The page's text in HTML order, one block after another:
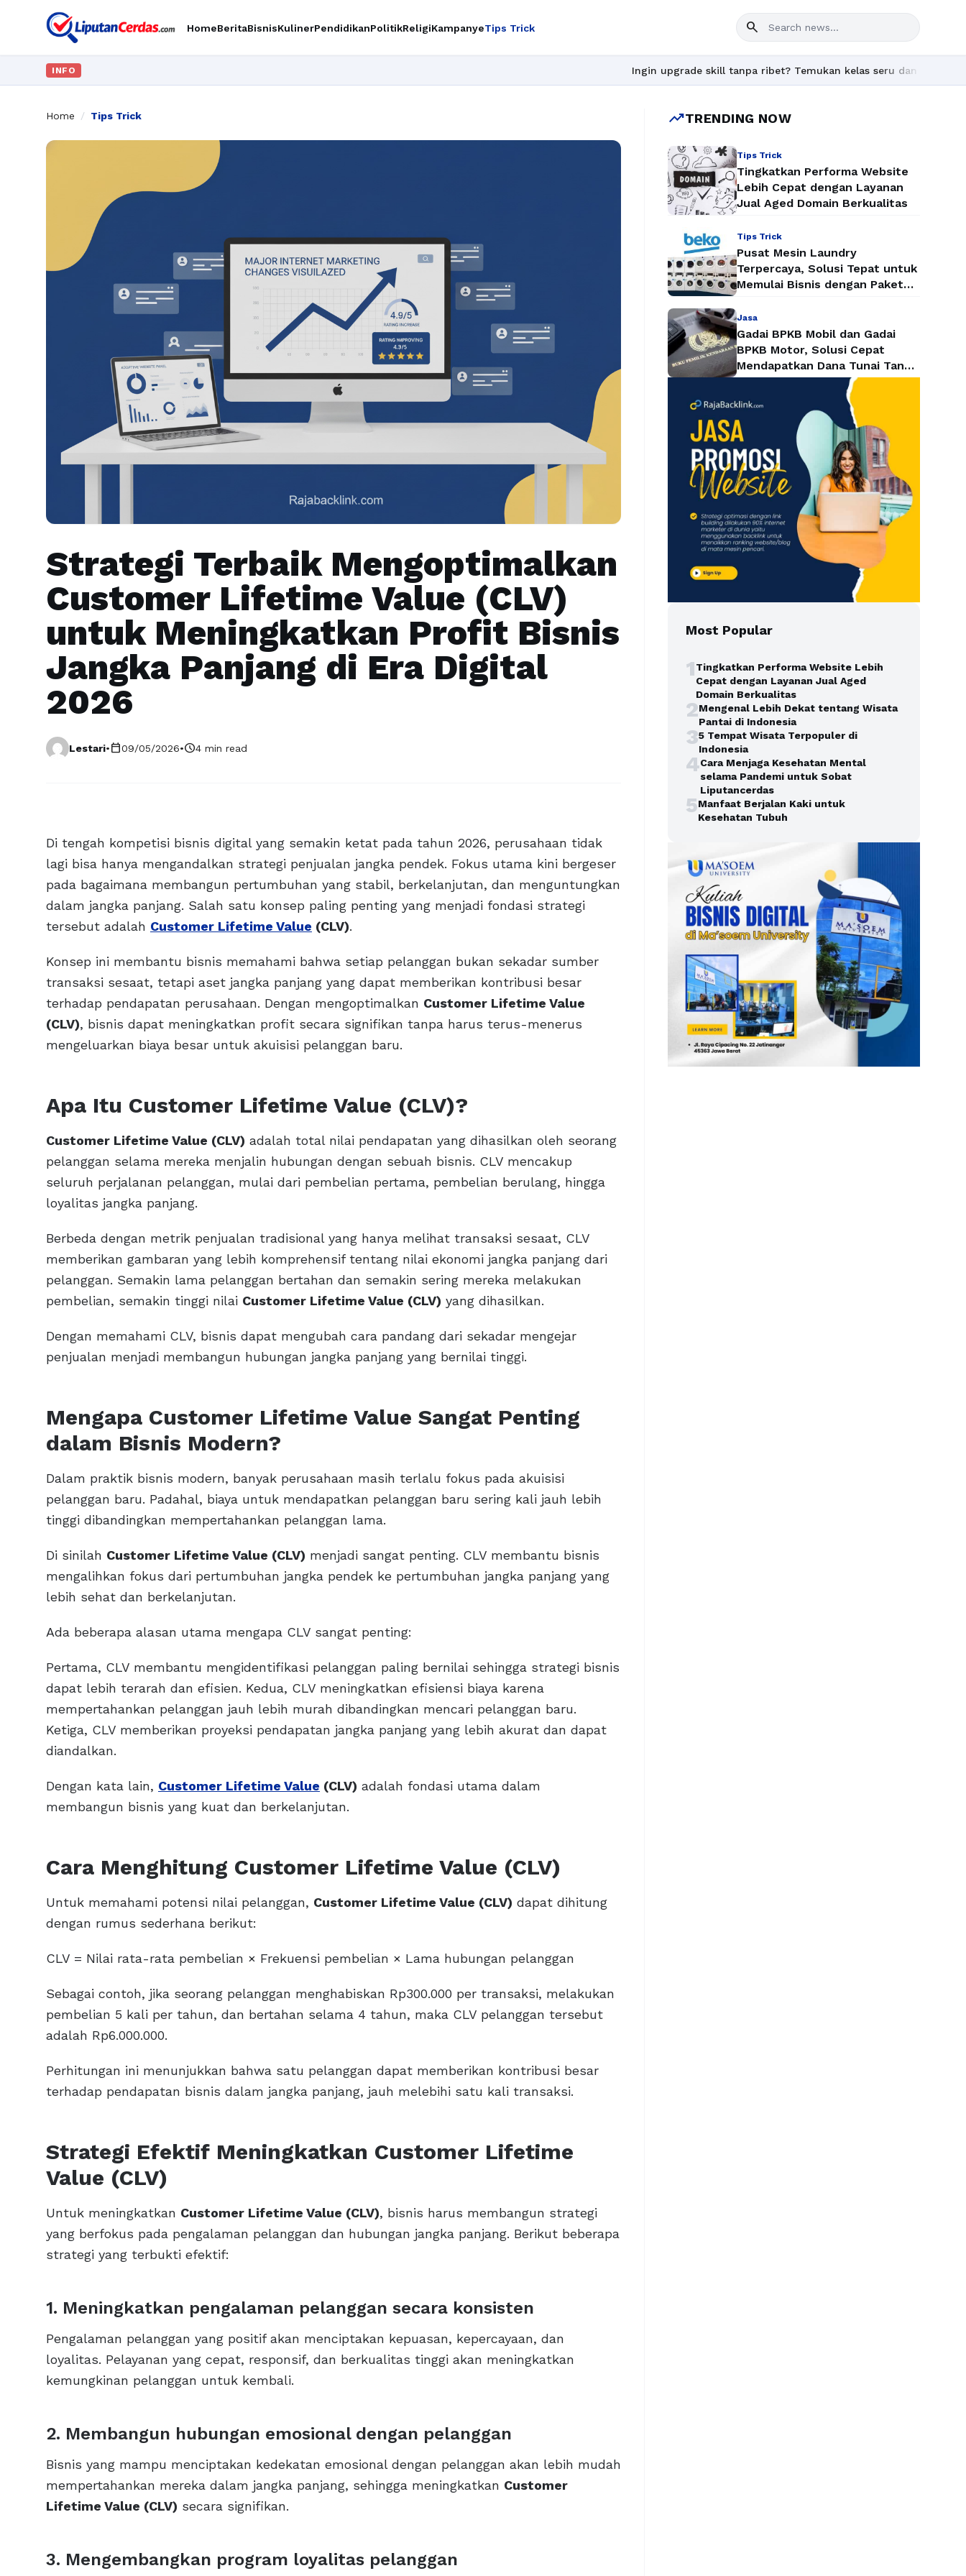
HomeBeritaBisnisKulinerPendidikanPolitikReligiKampanyeTips Trick search
INFO Ingin upgrade skill tanpa ribet? Temukan kelas seru dan materi lengkap hanya
Home / Tips Trick
Strategi Terbaik Mengoptimalkan
Customer Lifetime Value (CLV)
untuk Meningkatkan Profit Bisnis
Jangka Panjang di Era Digital
2026
Lestari•calendar_today09/05/2026•schedule4 min read
Di tengah kompetisi bisnis digital yang semakin ketat pada tahun 2026, perusahaan tidak
lagi bisa hanya mengandalkan strategi penjualan jangka pendek. Fokus utama kini bergeser
pada bagaimana membangun pertumbuhan yang stabil, berkelanjutan, dan menguntungkan
dalam jangka panjang. Salah satu konsep paling penting yang menjadi fondasi strategi
tersebut adalah Customer Lifetime Value (CLV).
Konsep ini membantu bisnis memahami bahwa setiap pelanggan bukan sekadar sumber
transaksi sesaat, tetapi aset jangka panjang yang dapat memberikan kontribusi besar
terhadap pendapatan perusahaan. Dengan mengoptimalkan Customer Lifetime Value
(CLV), bisnis dapat meningkatkan profit secara signifikan tanpa harus terus-menerus
mengeluarkan biaya besar untuk akuisisi pelanggan baru.
Apa Itu Customer Lifetime Value (CLV)?
Customer Lifetime Value (CLV) adalah total nilai pendapatan yang dihasilkan oleh seorang
pelanggan selama mereka menjalin hubungan dengan sebuah bisnis. CLV mencakup
seluruh perjalanan pelanggan, mulai dari pembelian pertama, pembelian berulang, hingga
loyalitas jangka panjang.
Berbeda dengan metrik penjualan tradisional yang hanya melihat transaksi sesaat, CLV
memberikan gambaran yang lebih komprehensif tentang nilai ekonomi jangka panjang dari
pelanggan. Semakin lama pelanggan bertahan dan semakin sering mereka melakukan
pembelian, semakin tinggi nilai Customer Lifetime Value (CLV) yang dihasilkan.
Dengan memahami CLV, bisnis dapat mengubah cara pandang dari sekadar mengejar
penjualan menjadi membangun hubungan jangka panjang yang bernilai tinggi.
Mengapa Customer Lifetime Value Sangat Penting
dalam Bisnis Modern?
Dalam praktik bisnis modern, banyak perusahaan masih terlalu fokus pada akuisisi
pelanggan baru. Padahal, biaya untuk mendapatkan pelanggan baru sering kali jauh lebih
tinggi dibandingkan mempertahankan pelanggan lama.
Di sinilah Customer Lifetime Value (CLV) menjadi sangat penting. CLV membantu bisnis
mengalihkan fokus dari pertumbuhan jangka pendek ke pertumbuhan jangka panjang yang
lebih sehat dan berkelanjutan.
Ada beberapa alasan utama mengapa CLV sangat penting:
Pertama, CLV membantu mengidentifikasi pelanggan paling bernilai sehingga strategi bisnis
dapat lebih terarah dan efisien. Kedua, CLV meningkatkan efisiensi biaya karena
mempertahankan pelanggan jauh lebih murah dibandingkan mencari pelanggan baru.
Ketiga, CLV memberikan proyeksi pendapatan jangka panjang yang lebih akurat dan dapat
diandalkan.
Dengan kata lain, Customer Lifetime Value (CLV) adalah fondasi utama dalam
membangun bisnis yang kuat dan berkelanjutan.
Cara Menghitung Customer Lifetime Value (CLV)
Untuk memahami potensi nilai pelanggan, Customer Lifetime Value (CLV) dapat dihitung
dengan rumus sederhana berikut:
CLV = Nilai rata-rata pembelian × Frekuensi pembelian × Lama hubungan pelanggan
Sebagai contoh, jika seorang pelanggan menghabiskan Rp300.000 per transaksi, melakukan
pembelian 5 kali per tahun, dan bertahan selama 4 tahun, maka CLV pelanggan tersebut
adalah Rp6.000.000.
Perhitungan ini menunjukkan bahwa satu pelanggan dapat memberikan kontribusi besar
terhadap pendapatan bisnis dalam jangka panjang, jauh melebihi satu kali transaksi.
Strategi Efektif Meningkatkan Customer Lifetime
Value (CLV)
Untuk meningkatkan Customer Lifetime Value (CLV), bisnis harus membangun strategi
yang berfokus pada pengalaman pelanggan dan hubungan jangka panjang. Berikut beberapa
strategi yang terbukti efektif:
1. Meningkatkan pengalaman pelanggan secara konsisten
Pengalaman pelanggan yang positif akan menciptakan kepuasan, kepercayaan, dan
loyalitas. Pelayanan yang cepat, responsif, dan berkualitas tinggi akan meningkatkan
kemungkinan pelanggan untuk kembali.
2. Membangun hubungan emosional dengan pelanggan
Bisnis yang mampu menciptakan kedekatan emosional dengan pelanggan akan lebih mudah
mempertahankan mereka dalam jangka panjang, sehingga meningkatkan Customer
Lifetime Value (CLV) secara signifikan.
3. Mengembangkan program loyalitas pelanggan
trending_upTRENDING NOW
Tips Trick
Tingkatkan Performa Website
Lebih Cepat dengan Layanan
Jual Aged Domain Berkualitas
Tips Trick
Pusat Mesin Laundry
Terpercaya, Solusi Tepat untuk
Memulai Bisnis dengan Paket
Jasa
Gadai BPKB Mobil dan Gadai
BPKB Motor, Solusi Cepat
Mendapatkan Dana Tunai Tanpa
Kehilangan Kendaraan
Most Popular
1Tingkatkan Performa Website Lebih
Cepat dengan Layanan Jual Aged
Domain Berkualitas
2Mengenal Lebih Dekat tentang Wisata
Pantai di Indonesia
35 Tempat Wisata Terpopuler di
Indonesia
4Cara Menjaga Kesehatan Mental
selama Pandemi untuk Sobat
Liputancerdas
5Manfaat Berjalan Kaki untuk
Kesehatan Tubuh